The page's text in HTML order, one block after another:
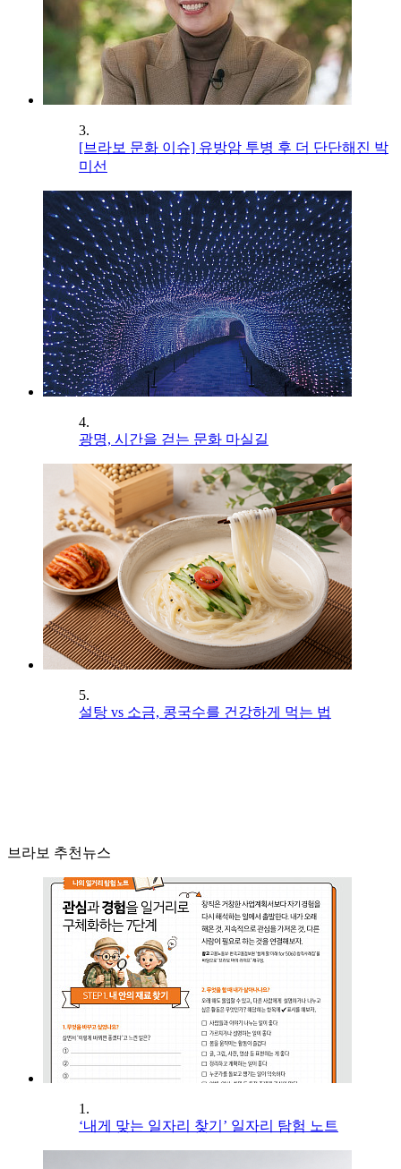
3.
[브라보 문화 이슈] 유방암 투병 후 더 단단해진 박
미선
4.
광명, 시간을 걷는 문화 마실길
5.
설탕 vs 소금, 콩국수를 건강하게 먹는 법
브라보 추천뉴스
1.
‘내게 맞는 일자리 찾기’ 일자리 탐험 노트